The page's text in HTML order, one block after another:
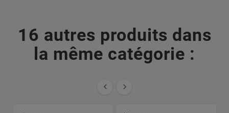
16 autres produits dans
la même catégorie :
 